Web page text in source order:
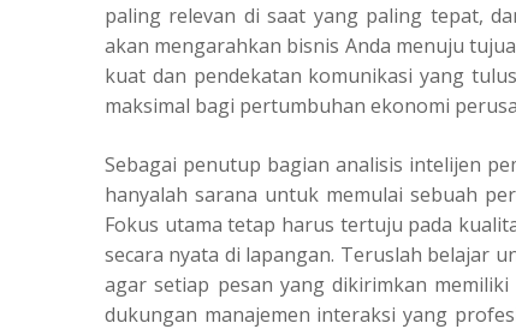
paling relevan di saat yang paling tepat,
akan mengarahkan bisnis Anda menuju
kuat dan pendekatan komunikasi yang
maksimal bagi pertumbuhan ekonomi
Sebagai penutup bagian analisis intelijen
hanyalah sarana untuk memulai sebuah
Fokus utama tetap harus tertuju pada
secara nyata di lapangan. Teruslah belajar
agar setiap pesan yang dikirimkan
dukungan manajemen interaksi yang